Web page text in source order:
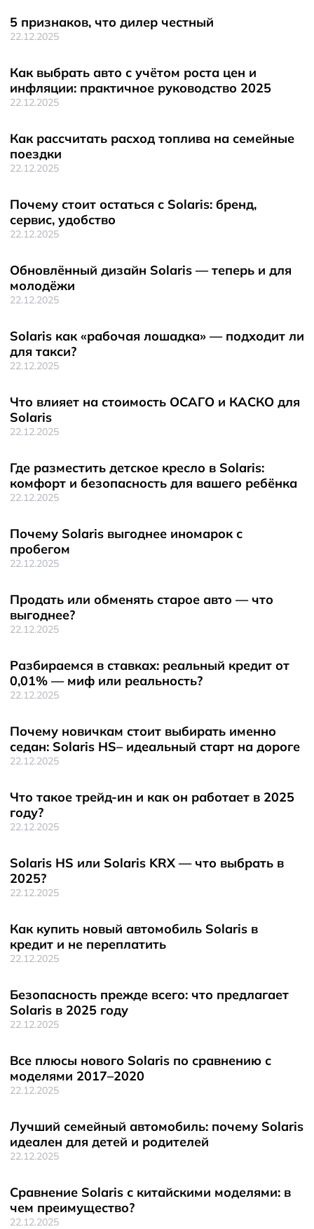
5 признаков, что дилер честный
22.12.2025
Как выбрать авто с учётом роста цен и
инфляции: практичное руководство 2025
22.12.2025
Как рассчитать расход топлива на семейные
поездки
22.12.2025
Почему стоит остаться с Solaris: бренд,
сервис, удобство
22.12.2025
Обновлённый дизайн Solaris — теперь и для
молодёжи
22.12.2025
Solaris как «рабочая лошадка» — подходит ли
для такси?
22.12.2025
Что влияет на стоимость ОСАГО и КАСКО для
Solaris
22.12.2025
Где разместить детское кресло в Solaris:
комфорт и безопасность для вашего ребёнка
22.12.2025
Почему Solaris выгоднее иномарок с
пробегом
22.12.2025
Продать или обменять старое авто — что
выгоднее?
22.12.2025
Разбираемся в ставках: реальный кредит от
0,01% — миф или реальность?
22.12.2025
Почему новичкам стоит выбирать именно
седан: Solaris HS– идеальный старт на дороге
22.12.2025
Что такое трейд-ин и как он работает в 2025
году?
22.12.2025
Solaris HS или Solaris KRX — что выбрать в
2025?
22.12.2025
Как купить новый автомобиль Solaris в
кредит и не переплатить
22.12.2025
Безопасность прежде всего: что предлагает
Solaris в 2025 году
22.12.2025
Все плюсы нового Solaris по сравнению с
моделями 2017–2020
22.12.2025
Лучший семейный автомобиль: почему Solaris
идеален для детей и родителей
22.12.2025
Сравнение Solaris с китайскими моделями: в
чем преимущество?
22.12.2025